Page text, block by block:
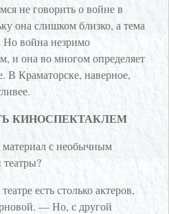
не говорить о войне в
она слишком близко, а тема
Но война незримо
и она во многом определяет
Краматорске, наверное,
КИНОСПЕКТАКЛЕМ
с необычным
есть столько актеров,
— Но, с другой